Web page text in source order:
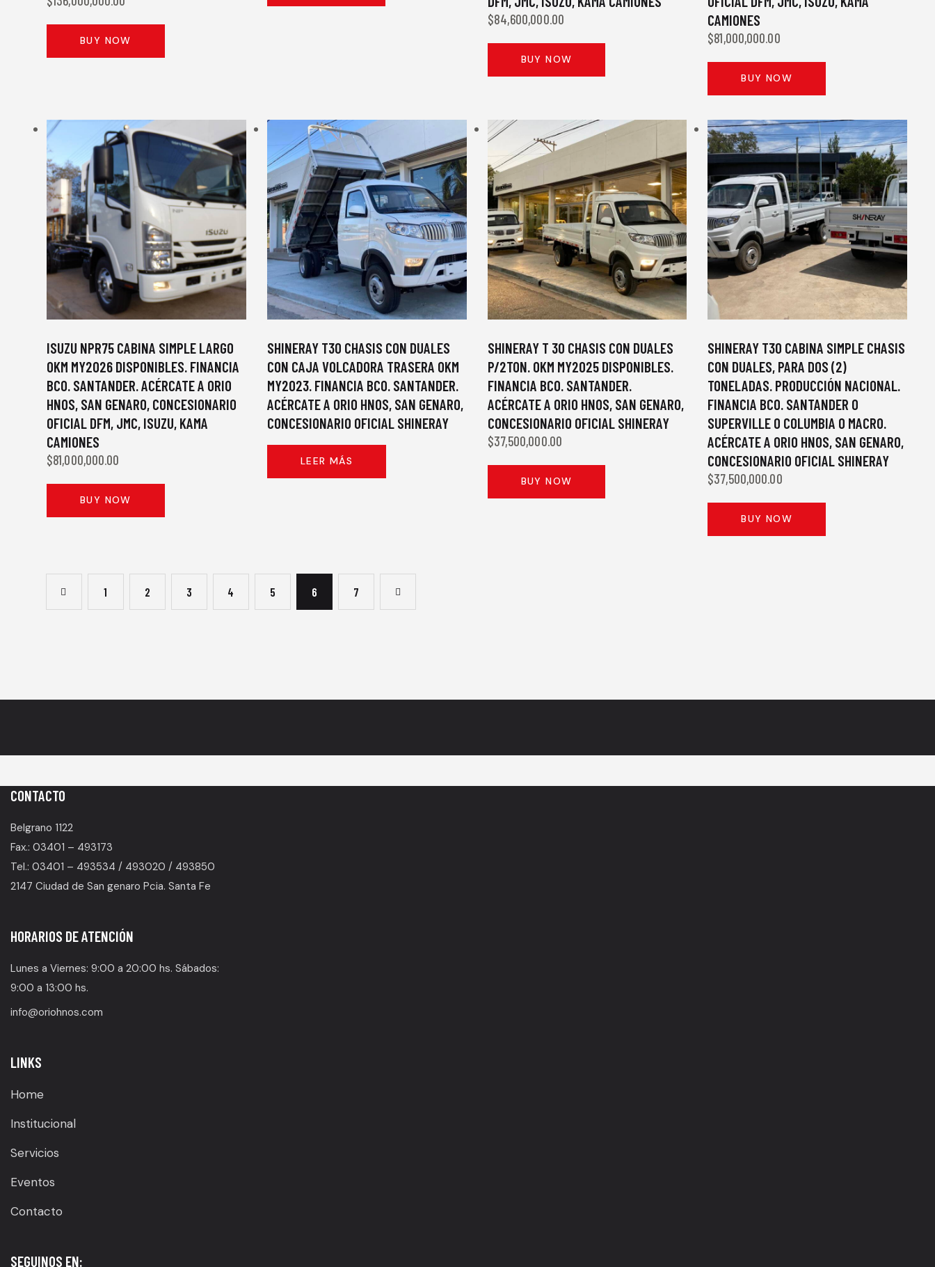
BUY NOW
$84,600,000.00
BUY NOW
CAMIONES
$81,000,000.00
BUY NOW
ISUZU NPR75 CABINA SIMPLE LARGO
0KM MY2026 DISPONIBLES. FINANCIA
BCO. SANTANDER. ACÉRCATE A ORIO
HNOS, SAN GENARO, CONCESIONARIO
OFICIAL DFM, JMC, ISUZU, KAMA
CAMIONES
$81,000,000.00
BUY NOW
SHINERAY T30 CHASIS CON DUALES
CON CAJA VOLCADORA TRASERA 0KM
MY2023. FINANCIA BCO. SANTANDER.
ACÉRCATE A ORIO HNOS, SAN GENARO,
CONCESIONARIO OFICIAL SHINERAY
LEER MÁS
SHINERAY T 30 CHASIS CON DUALES
P/2TON. 0KM MY2025 DISPONIBLES.
FINANCIA BCO. SANTANDER.
ACÉRCATE A ORIO HNOS, SAN GENARO,
CONCESIONARIO OFICIAL SHINERAY
$37,500,000.00
BUY NOW
SHINERAY T30 CABINA SIMPLE CHASIS
CON DUALES, PARA DOS (2)
TONELADAS. PRODUCCIÓN NACIONAL.
FINANCIA BCO. SANTANDER O
SUPERVILLE O COLUMBIA O MACRO.
ACÉRCATE A ORIO HNOS, SAN GENARO,
CONCESIONARIO OFICIAL SHINERAY
$37,500,000.00
BUY NOW
1 2 3 4 5 6 7
CONTACTO
Belgrano 1122
Fax.: 03401 – 493173
Tel.: 03401 – 493534 / 493020 / 493850
2147 Ciudad de San genaro Pcia. Santa Fe
HORARIOS DE ATENCIÓN
Lunes a Viernes: 9:00 a 20:00 hs. Sábados:
9:00 a 13:00 hs.
info@oriohnos.com
LINKS
Home
Institucional
Servicios
Eventos
Contacto
SEGUINOS EN: